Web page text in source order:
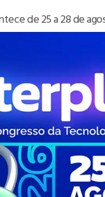
de 25 a 28 de